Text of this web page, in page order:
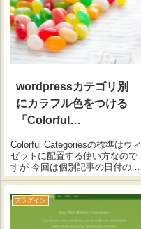
wordpressカテゴリ別
にカラフル色をつける
「Colorful
Colorful Categoriesの標準はウィ
ゼットに配置する使い方なので
すが 今回は個別記事の日付の横
などのカテゴリの部分に色を付
思います。 通常のウィゼットは
以下のように表示されます 通常
個別記事の表示は...
プラグイン